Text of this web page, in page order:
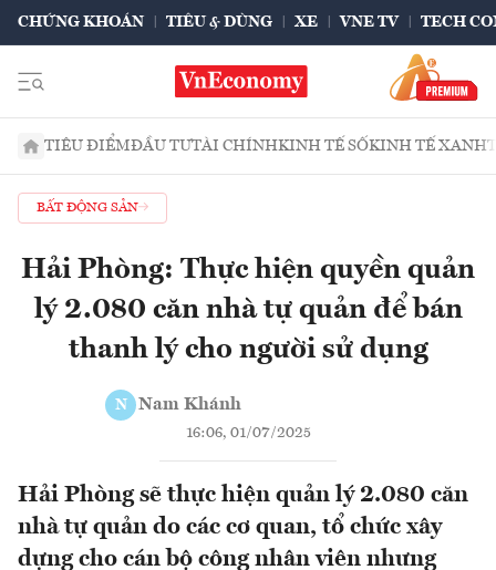
CHỨNG KHOÁN TIÊU & DÙNG XE VNE TV TECH
TIÊU ĐIỂMĐẦU TƯTÀI CHÍNHKINH TẾ SỐKINH TẾ XANH
BẤT ĐỘNG SẢN
Hải Phòng: Thực hiện quyền quản
lý 2.080 căn nhà tự quản để bán
thanh lý cho người sử dụng
N Nam Khánh
16:06, 01/07/2025
Hải Phòng sẽ thực hiện quản lý 2.080 căn
nhà tự quản do các cơ quan, tổ chức xây
dựng cho cán bộ công nhân viên nhưng